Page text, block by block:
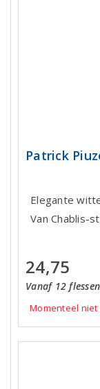
Patrick
Elegante
Van Chablis-
24,75
Vanaf 12
Momenteel